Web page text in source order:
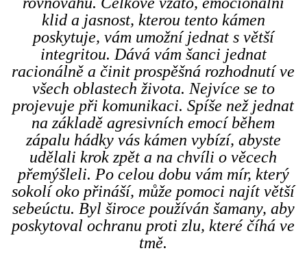
klid a jasnost, kterou tento kámen
poskytuje, vám umožní jednat s větší
integritou. Dává vám šanci jednat
racionálně a činit prospěšná rozhodnutí ve
všech oblastech života. Nejvíce se to
projevuje při komunikaci. Spíše než jednat
na základě agresivních emocí během
zápalu hádky vás kámen vybízí, abyste
udělali krok zpět a na chvíli o věcech
přemýšleli. Po celou dobu vám mír, který
sokolí oko přináší, může pomoci najít větší
sebeúctu. Byl široce používán šamany, aby
poskytoval ochranu proti zlu, které číhá ve
tmě.